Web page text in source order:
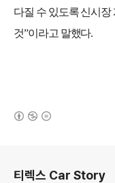
다질 수 있도록 신시장
것”이라고 말했다.
티렉스 Car Story